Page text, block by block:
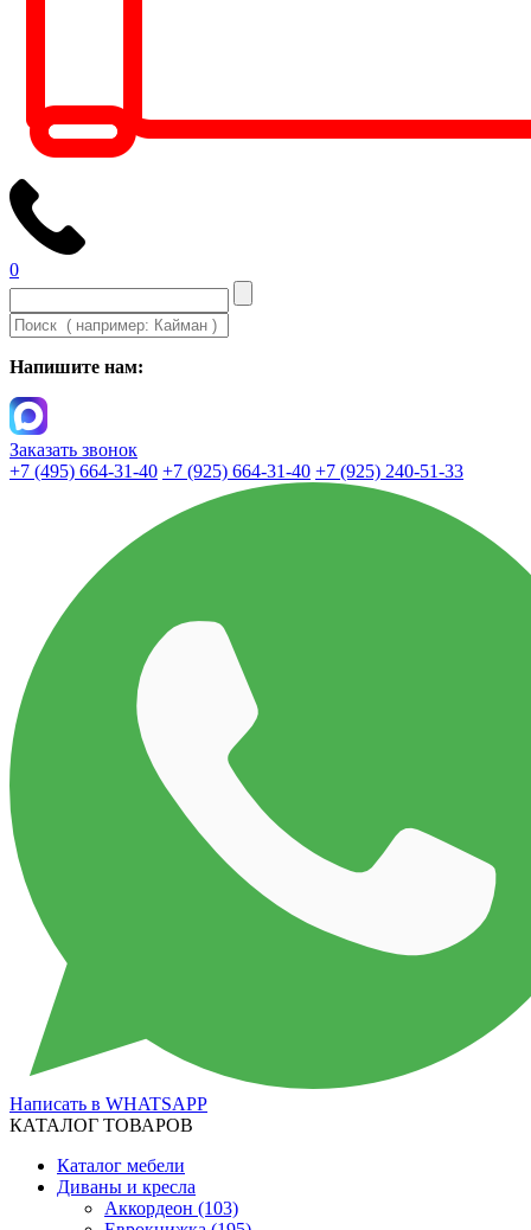
0
Напишите нам:
Заказать звонок
+7 (495) 664-31-40 +7 (925) 664-31-40 +7 (925) 240-51-33
Написать в WHATSAPP
КАТАЛОГ ТОВАРОВ
Каталог мебели
Диваны и кресла
Аккордеон (103)